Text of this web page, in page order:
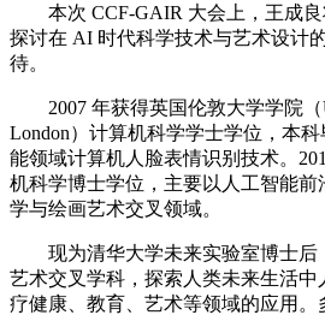
本次 CCF-GAIR 大会上，王成良
探讨在 AI 时代科学技术与艺术设计
待。
2007 年获得英国伦敦大学学院（
London）计算机科学学士学位，本
能领域计算机人脸表情识别技术。
机科学博士学位，主要以人工智能
学与绘画艺术交叉领域。
现为清华大学未来实验室博士后
艺术交叉学科，探索人类未来生活
疗健康、教育、艺术等领域的应用